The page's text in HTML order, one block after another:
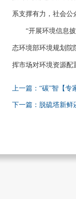
系支撑有力，社会公
“开展环境信息
态环境部环境规划院
挥市场对环境资源配
上一篇：“碳”智【专
下一篇：脱硫塔新鲜